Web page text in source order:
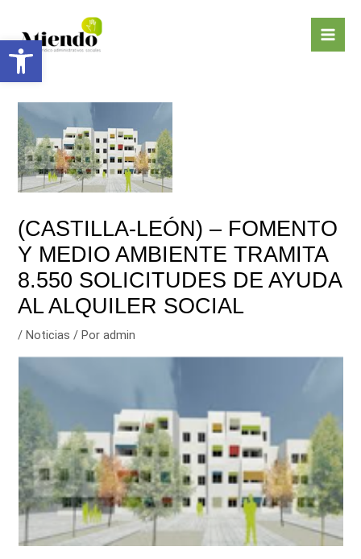
Abrir barra de herramientas
contenido
(CASTILLA-LEÓN) – FOMENTO
Y MEDIO AMBIENTE TRAMITA
8.550 SOLICITUDES DE AYUDA
AL ALQUILER SOCIAL
/Noticias / Poradmin
entradas